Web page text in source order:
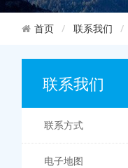
首页 联系我们
联系我们
联系方式
电子地图